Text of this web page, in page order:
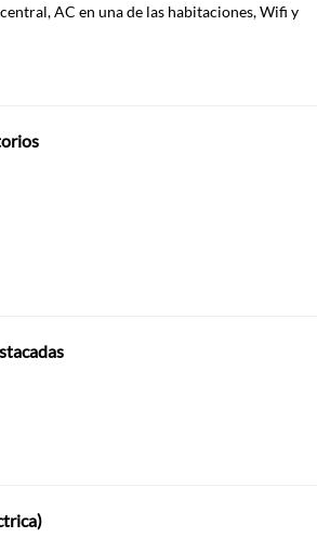
AC en una de las habitaciones, Wifi y